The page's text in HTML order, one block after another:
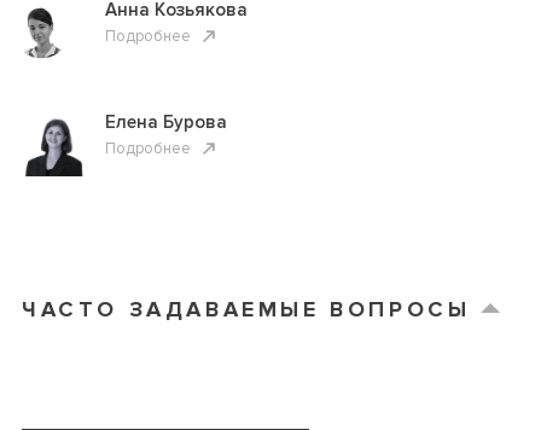
Анна Козьякова
Подробнее
Елена Бурова
Подробнее
ЧАСТО ЗАДАВАЕМЫЕ ВОПРОСЫ